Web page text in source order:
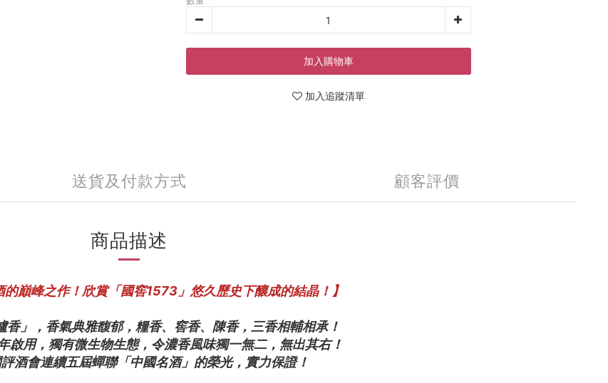
加入購物車
加入追蹤清單
送貨及付款方式 顧客評價
商品描述
的巔峰之作！欣賞「國窖1573」悠久歷史下釀成的結晶！】
香」，香氣典雅馥郁，糧香、窖香、陳香，三香相輔相承！
啟用，獨有微生物生態，令濃香風味獨一無二，無出其右！
酒會連續五屆蟬聯「中國名酒」的榮光，實力保證！